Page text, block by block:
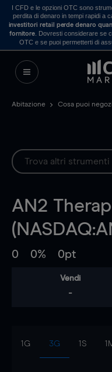
I CFD e le opzioni OTC sono
perdita di denaro in tempi rapidi a
investitori retail perde denaro
fornitore . Dovresti considerare se
OTC e se puoi permetterti di
Abitazione Cosa puoi
AN2
0 0% 0pt
Vendi
-
1G 3G 1S